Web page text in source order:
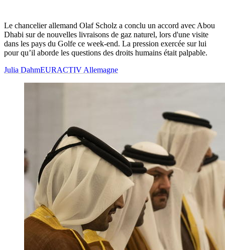
Le chancelier allemand Olaf Scholz a conclu un accord avec Abou
Dhabi sur de nouvelles livraisons de gaz naturel, lors d'une visite
dans les pays du Golfe ce week-end. La pression exercée sur lui
pour qu’il aborde les questions des droits humains était palpable.
Julia DahmEURACTIV Allemagne